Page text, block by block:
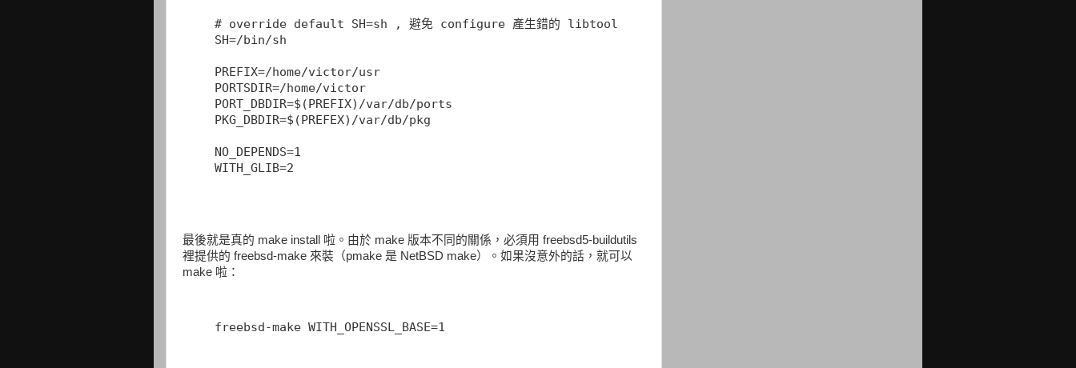
# override default SH=sh , 避免 configure 產生錯的 libtool
SH=/bin/sh
PREFIX=/home/victor/usr
PORTSDIR=/home/victor
PORT_DBDIR=$(PREFIX)/var/db/ports
PKG_DBDIR=$(PREFEX)/var/db/pkg
NO_DEPENDS=1
WITH_GLIB=2
最後就是真的 make install 啦。由於 make 版本不同的關係，必須用 freebsd5-buildutils
裡提供的 freebsd-make 來裝（pmake 是 NetBSD make）。如果沒意外的話，就可以
make 啦：
freebsd-make WITH_OPENSSL_BASE=1